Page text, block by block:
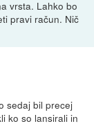
vrsta. Lahko bo
pravi račun. Nič
sedaj bil precej
ko so lansirali in